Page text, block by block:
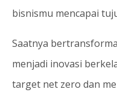
bisnismu mencapai
Saatnya
menjadi inovasi
target net zero dan